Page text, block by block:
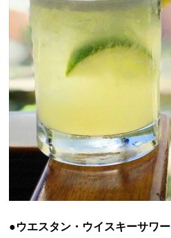
●ウエスタン・ウイスキーサワー